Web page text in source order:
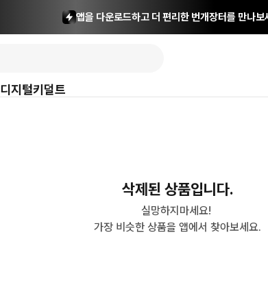
앱을 다운로드하고 더 편리한 번개장터를 만나보
디지털키덜트
삭제된 상품입니다.
실망하지마세요!
가장 비슷한 상품을 앱에서 찾아보세요.